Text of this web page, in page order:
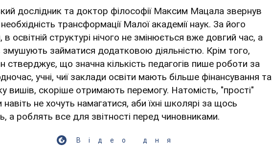
дослідник та доктор філософії Максим Мацала звернув
трансформації Малої академії наук. За його
освітній структурі нічого не змінюється вже довгий час, а
змушують займатися додатковою діяльністю. Крім того,
стверджує, що значна кількість педагогів пише роботи за
учні, чиї заклади освіти мають більше фінансування та
вишів, скоріше отримають перемогу. Натомість, "прості"
навіть не хочуть намагатися, аби їхні школярі за щось
а роблять все для звітності перед чиновниками.
Відео дня